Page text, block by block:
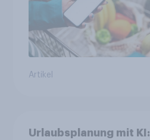
Artikel
Urlaubsplanung mit KI: